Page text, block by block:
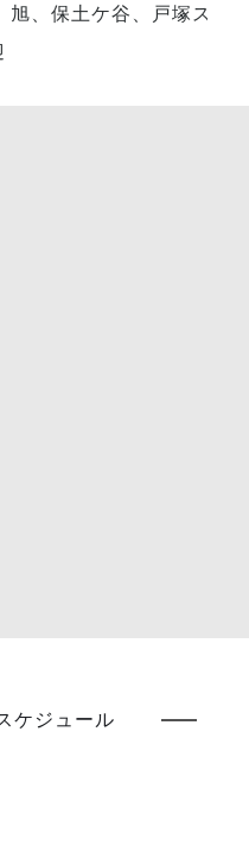
、保土ケ谷、戸塚スポ
ケジュール